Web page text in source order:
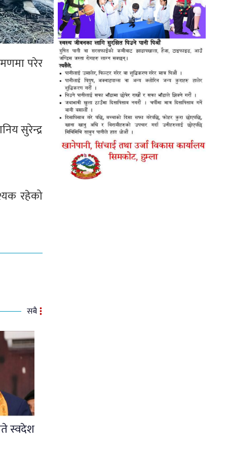
परेर
सुरेन्द्र
रहेको
सबै
स्वदेश